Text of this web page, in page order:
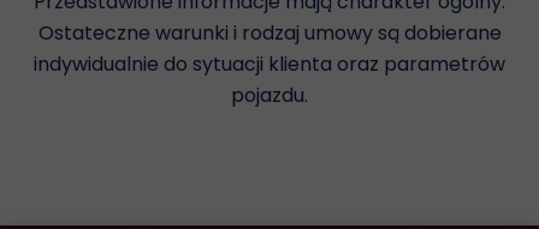
Ostateczne warunki i rodzaj umowy są dobierane
indywidualnie do sytuacji klienta oraz parametrów
pojazdu.